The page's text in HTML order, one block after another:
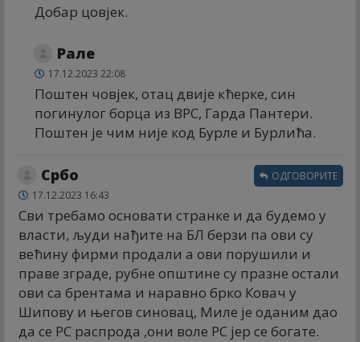
Добар цовјек.
Рале
17.12.2023 22:08
Поштен човјек, отац двије кћерке, син
погинулог борца из ВРС, Гарда Пантери.
Поштен је чим није код Бурле и Бурлића.
Србо
17.12.2023 16:43
Сви требамо основати странке и да будемо у
власти, људи нађите на БЛ берзи па ови су
већину фирми продали а ови порушили и
праве зграде, рубне општине су празне остали
ови са брентама и наравно брко Ковач у
Шипову и његов синовац, Миле је оданим дао
да се РС распрода ,они воле РС јер се богате.
ОДГОВОРИТЕ